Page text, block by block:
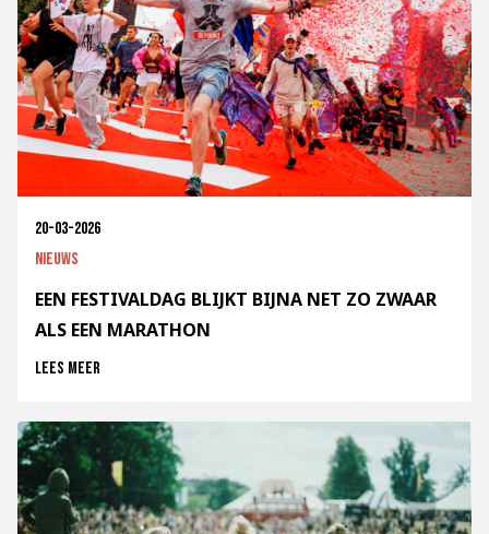
20-03-2026
Nieuws
EEN FESTIVALDAG BLIJKT BIJNA NET ZO ZWAAR
ALS EEN MARATHON
Lees meer